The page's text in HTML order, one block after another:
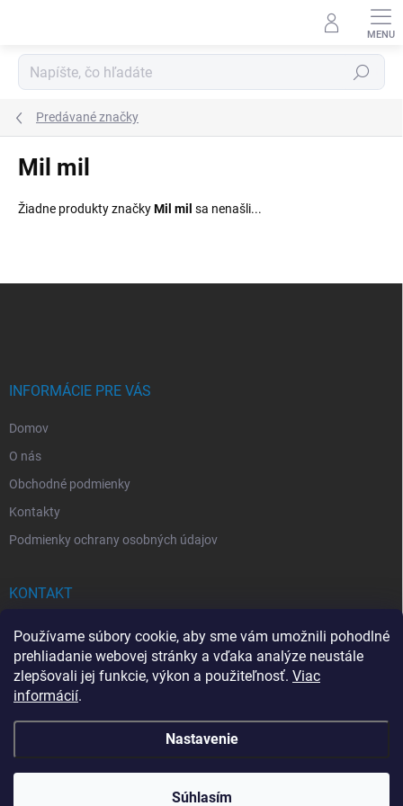
Používame súbory cookie, aby sme vám umožnili pohodlné
prehliadanie webovej stránky a vďaka analýze neustále
zlepšovali jej funkcie, výkon a použiteľnosť. Viac
informácií.
Nastavenie
Súhlasím
Hľadať
Predávané značky
Mil mil
Žiadne produkty značkyMil mil sa nenašli...
INFORMÁCIE PRE VÁS
Domov
O nás
Obchodné podmienky
Kontakty
Podmienky ochrany osobných údajov
KONTAKT
info@drogerkovo.sk
Copyright 2026Drogerkovo. Všetky práva vyhradené.Upraviť nastavenie
cookies